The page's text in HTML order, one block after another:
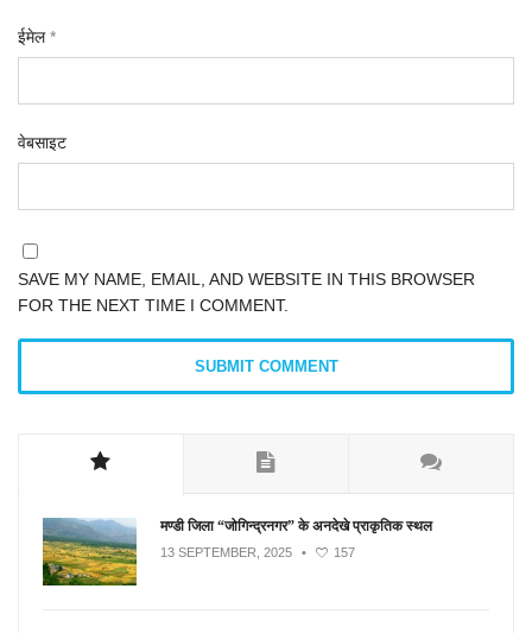
ईमेल*
वेबसाइट
SAVE MY NAME, EMAIL, AND WEBSITE IN THIS BROWSER
FOR THE NEXT TIME I COMMENT.
मण्डी जिला “जोगिन्द्रनगर” के अनदेखे प्राकृतिक स्थल
13 SEPTEMBER, 2025 • 157